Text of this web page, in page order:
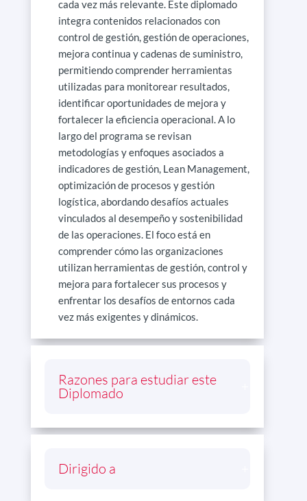
cada vez más relevante. Este diplomado
integra contenidos relacionados con
control de gestión, gestión de operaciones,
mejora continua y cadenas de suministro,
permitiendo comprender herramientas
utilizadas para monitorear resultados,
identificar oportunidades de mejora y
fortalecer la eficiencia operacional. A lo
largo del programa se revisan
metodologías y enfoques asociados a
indicadores de gestión, Lean Management,
optimización de procesos y gestión
logística, abordando desafíos actuales
vinculados al desempeño y sostenibilidad
de las operaciones. El foco está en
comprender cómo las organizaciones
utilizan herramientas de gestión, control y
mejora para fortalecer sus procesos y
enfrentar los desafíos de entornos cada
vez más exigentes y dinámicos.
Razones para estudiar este
Diplomado
Dirigido a